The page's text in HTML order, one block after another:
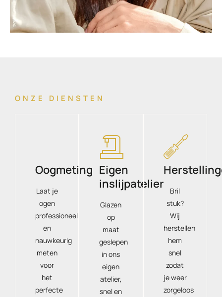
ONZE DIENSTEN
Oogmeting
Laat je
ogen
professioneel
en
nauwkeurig
meten
voor
het
perfecte
Eigen
inslijpatelier
Glazen
op
maat
geslepen
in ons
eigen
atelier,
snel en
Bril
stuk?
Wij
herstellen
hem
snel
zodat
je weer
zorgeloos